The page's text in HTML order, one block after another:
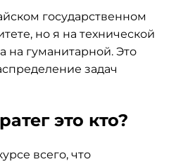
государственном
но я на технической
на гуманитарной. Это
задач
это кто?
всего, что